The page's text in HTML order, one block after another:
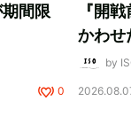
間限
0
『開
かわせ
by